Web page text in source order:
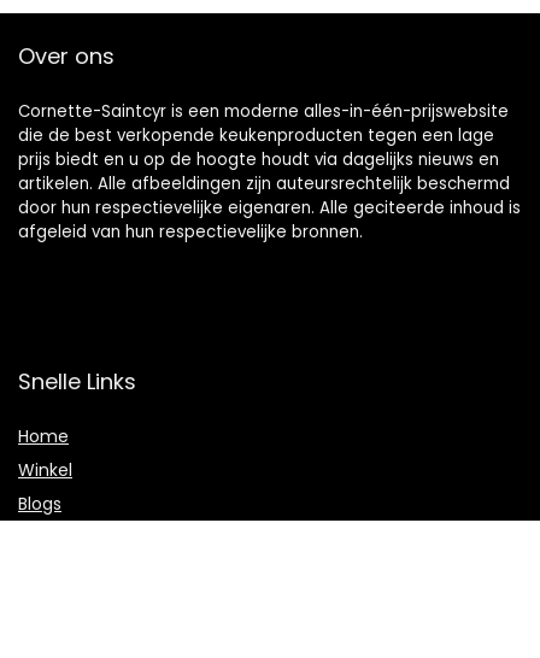
Over ons
Cornette-Saintcyr is een moderne alles-in-één-prijswebsite
die de best verkopende keukenproducten tegen een lage
prijs biedt en u op de hoogte houdt via dagelijks nieuws en
artikelen. Alle afbeeldingen zijn auteursrechtelijk beschermd
door hun respectievelijke eigenaren. Alle geciteerde inhoud is
afgeleid van hun respectievelijke bronnen.
Snelle Links
Home
Winkel
Blogs